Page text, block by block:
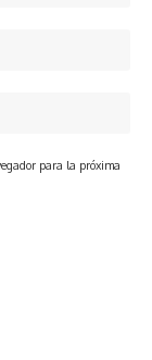
para la próxima